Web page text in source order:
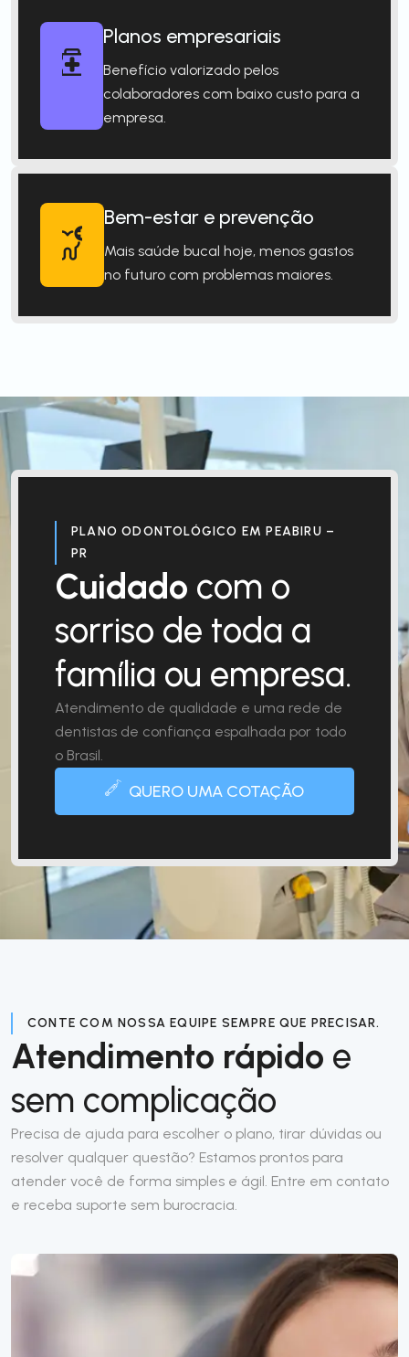
Planos empresariais
Benefício valorizado pelos
colaboradores com baixo custo para a
empresa.
Bem-estar e prevenção
Mais saúde bucal hoje, menos gastos
no futuro com problemas maiores.
PLANO ODONTOLÓGICO EM PEABIRU –
PR
Cuidado com o
sorriso de toda a
família ou empresa.
Atendimento de qualidade e uma rede de
dentistas de confiança espalhada por todo
o Brasil.
QUERO UMA COTAÇÃO
CONTE COM NOSSA EQUIPE SEMPRE QUE PRECISAR.
Atendimento rápido e
sem complicação
Precisa de ajuda para escolher o plano, tirar dúvidas ou
resolver qualquer questão? Estamos prontos para
atender você de forma simples e ágil. Entre em contato
e receba suporte sem burocracia.